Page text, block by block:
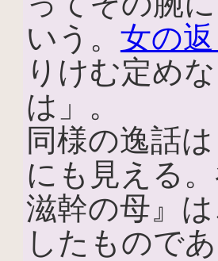
いう。 女の
りけむ定め
は」。
同様の逸話
にも見える
滋幹の母』
したもので